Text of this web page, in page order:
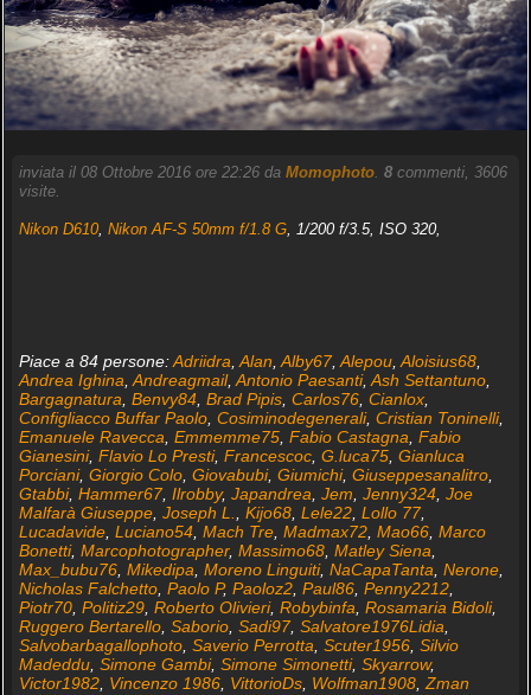
inviata il 08 Ottobre 2016 ore 22:26 da Momophoto. 8commenti, 3606
visite.
Nikon D610, Nikon AF-S 50mm f/1.8 G, 1/200 f/3.5, ISO 320,
Piace a 84 persone:Adriidra,Alan,Alby67,Alepou,Aloisius68,
Andrea Ighina,Andreagmail,Antonio Paesanti,Ash Settantuno,
Bargagnatura, Benvy84, Brad Pipis, Carlos76, Cianlox,
Configliacco Buffar Paolo, Cosiminodegenerali, Cristian Toninelli,
Emanuele Ravecca, Emmemme75, Fabio Castagna, Fabio
Gianesini, Flavio Lo Presti, Francescoc, G.luca75, Gianluca
Porciani, Giorgio Colo, Giovabubi, Giumichi, Giuseppesanalitro,
Gtabbi, Hammer67, Ilrobby, Japandrea, Jem, Jenny324, Joe
Malfarà Giuseppe, Joseph L., Kijo68, Lele22, Lollo 77,
Lucadavide, Luciano54, Mach Tre, Madmax72, Mao66, Marco
Bonetti, Marcophotographer, Massimo68, Matley Siena,
Max_bubu76, Mikedipa, Moreno Linguiti, NaCapaTanta, Nerone,
Nicholas Falchetto, Paolo P, Paoloz2, Paul86, Penny2212,
Piotr70, Politiz29, Roberto Olivieri, Robybinfa, Rosamaria Bidoli,
Ruggero Bertarello, Saborio, Sadi97, Salvatore1976Lidia,
Salvobarbagallophoto, Saverio Perrotta, Scuter1956, Silvio
Madeddu, Simone Gambi, Simone Simonetti, Skyarrow,
Victor1982, Vincenzo 1986, VittorioDs, Wolfman1908,Zman